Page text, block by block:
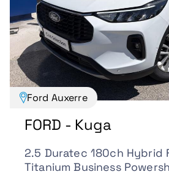
Ford Auxerre
FORD - Kuga
2.5 Duratec 180ch Hybrid
Titanium Business